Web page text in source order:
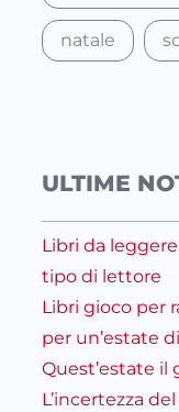
natale
ULTIME
Libri da
tipo di lettore
Libri gioco per
per un’estate
Quest’estate il
L’incertezza